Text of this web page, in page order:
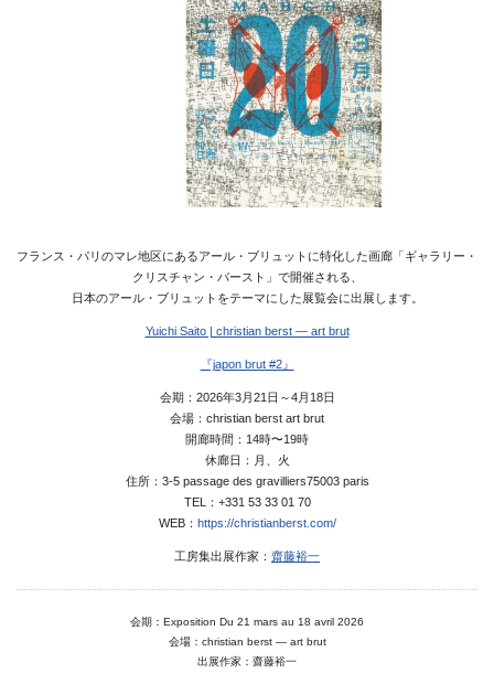
Artists
Exhibitions
Projects
Goods
Media
Access
Link
Facebook
Instagram
Youtube
online-shop
南関東・甲信障害者
アートサポートセンター
フランス・パリのマレ地区にあるアール・ブリュットに特化した画廊「ギャラリー・
クリスチャン・バースト」で開催される、
日本のアール・ブリュットをテーマにした展覧会に出展します。
Yuichi Saito | christian berst — art brut
『japon brut #2』
会期：2026年3月21日～4月18日
会場：christian berst art brut
開廊時間：14時〜19時
休廊日：月、火
住所：3-5 passage des gravilliers75003 paris
TEL：+331 53 33 01 70
WEB： https://christianberst.com/
工房集出展作家： 齋藤裕一
会期：Exposition Du 21 mars au 18 avril 2026
会場：christian berst — art brut
出展作家：齋藤裕一